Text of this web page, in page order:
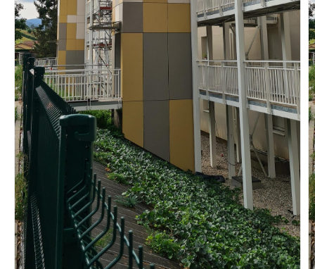
Vous recherchez&nbsp;:
Rechercher